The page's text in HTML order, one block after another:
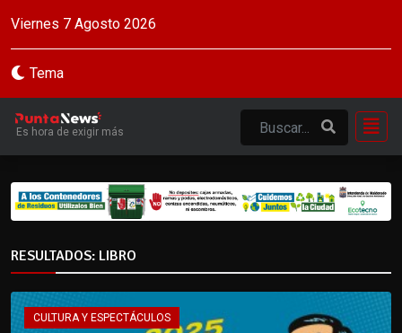
Viernes 7 Agosto 2026
Tema
Es hora de exigir más
RESULTADOS: LIBRO
CULTURA Y ESPECTÁCULOS